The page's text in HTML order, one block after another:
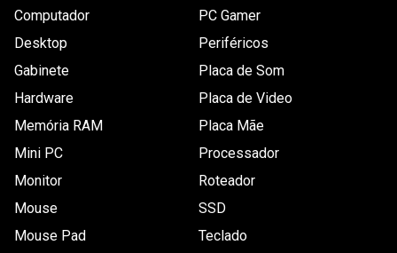
Saída de vídeo HD suportada: Não
Compatível com 3D_filtro
Não especificado
Gênero / Categoria
Controle Clássico
SQUARE ENIX
Gênero / Categoria_filtro
Computador
Desktop
Gabinete
Hardware
Memória RAM
Mini PC
Monitor
Mouse
Mouse Pad
PC Gamer
Periféricos
Placa de Som
Placa de Video
Placa Mãe
Processador
Roteador
SSD
Teclado